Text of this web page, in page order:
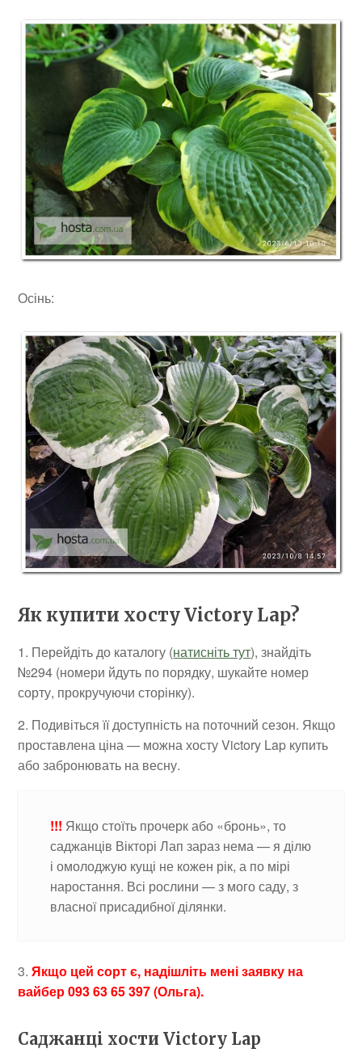
Осінь:
Як купити хосту Victory Lap?
1. Перейдіть до каталогу (натисніть тут), знайдіть
№294 (номери йдуть по порядку, шукайте номер
сорту, прокручуючи сторінку).
2. Подивіться її доступність на поточний сезон. Якщо
проставлена ціна — можна хосту Victory Lap купить
або забронювать на весну.
!!! Якщо стоїть прочерк або «бронь», то
саджанців Вікторі Лап зараз нема — я ділю
і омолоджую кущі не кожен рік, а по мірі
наростання. Всі рослини — з мого саду, з
власної присадибної ділянки.
3.Якщо цей сорт є, надішліть мені заявку на
вайбер 093 63 65 397 (Ольга).
Саджанці хости Victory Lap